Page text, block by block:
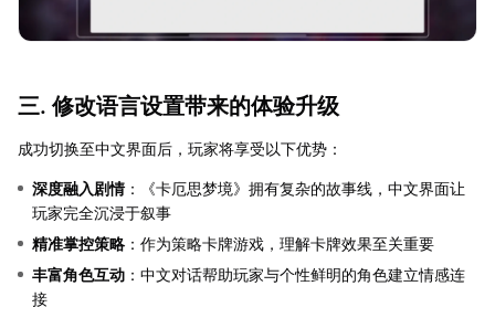
三. 修改语言设置带来的体验升级
成功切换至中文界面后，玩家将享受以下优势：
深度融入剧情：《卡厄思梦境》拥有复杂的故事线，中文界面让
玩家完全沉浸于叙事
精准掌控策略 ：作为策略卡牌游戏，理解卡牌效果至关重要
丰富角色互动 ：中文对话帮助玩家与个性鲜明的角色建立情感连
接